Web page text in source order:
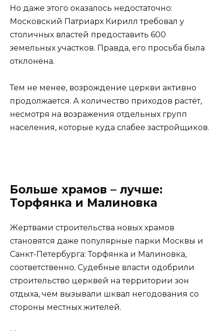
Но даже этого оказалось недостаточно:
Московский Патриарх Кирилл требовал у
столичных властей предоставить 600
земельных участков. Правда, его просьба была
отклонена.
Тем не менее, возрождение церкви активно
продолжается. А количество приходов растёт,
несмотря на возражения отдельных групп
населения, которые куда слабее застройщиков.
Больше храмов – лучше:
Торфянка и Малиновка
Жертвами строительства новых храмов
становятся даже популярные парки Москвы и
Санкт-Петербурга: Торфянка и Малиновка,
соответственно. Судебные власти одобрили
строительство церквей на территории зон
отдыха, чем вызывали шквал негодования со
стороны местных жителей.